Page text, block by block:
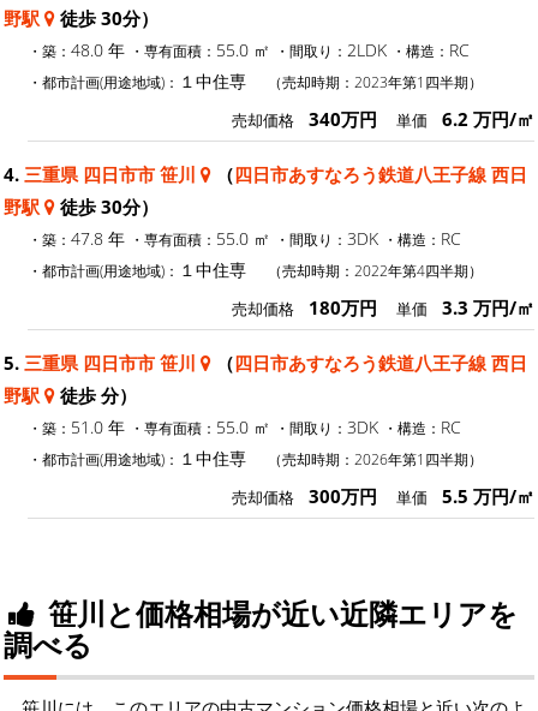
野駅
徒歩 30分）
・築： 48.0 年 ・専有面積： 55.0 ㎡ ・間取り： 2LDK ・構造： RC
・都市計画(用途地域)： １中住専 （売却時期：2023年第1四半期）
売却価格 340万円 単価 6.2 万円/㎡
4. 三重県 四日市市 笹川 （四日市あすなろう鉄道八王子線 西日
野駅
徒歩 30分）
・築： 47.8 年 ・専有面積： 55.0 ㎡ ・間取り： 3DK ・構造： RC
・都市計画(用途地域)： １中住専 （売却時期：2022年第4四半期）
売却価格 180万円 単価 3.3 万円/㎡
5. 三重県 四日市市 笹川 （四日市あすなろう鉄道八王子線 西日
野駅
徒歩 分）
・築： 51.0 年 ・専有面積： 55.0 ㎡ ・間取り： 3DK ・構造： RC
・都市計画(用途地域)： １中住専 （売却時期：2026年第1四半期）
売却価格 300万円 単価 5.5 万円/㎡
笹川と価格相場が近い近隣エリアを
調べる